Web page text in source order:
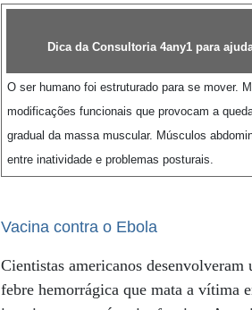
Dica da Consultoria 4any1 para
O ser humano foi estruturado para se mover.
modificações funcionais que provocam a
gradual da massa muscular. Músculos
entre inatividade e problemas posturais.
Vacina contra o Ebola
Cientistas americanos
febre hemorrágica que mata a vítima